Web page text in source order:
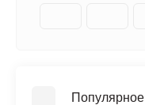
Популярное